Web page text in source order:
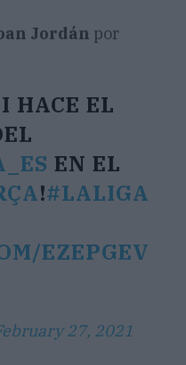
Jordán por
HACE EL
EN EL
!#LALIGA
EZEPGEV
27, 2021